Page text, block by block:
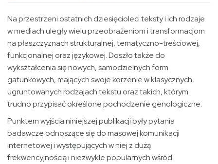
Na przestrzeni ostatnich dziesięcioleci teksty i ich rodzaje
w mediach uległy wielu przeobrażeniom i transformacjom
na płaszczyznach strukturalnej, tematyczno-treściowej,
funkcjonalnej oraz językowej. Doszło także do
wykształcenia się nowych, samodzielnych form
gatunkowych, mających swoje korzenie w klasycznych,
ugruntowanych rodzajach tekstu oraz takich, którym
trudno przypisać określone pochodzenie genologiczne.
Punktem wyjścia niniejszej publikacji były pytania
badawcze odnoszące się do masowej komunikacji
internetowej i występujących w niej z dużą
frekwencyjnością i niezwykle popularnych wśród